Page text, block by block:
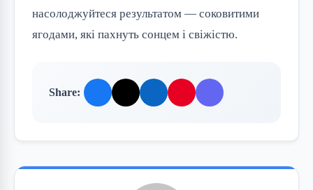
насолоджуйтеся результатом — соковитими
ягодами, які пахнуть сонцем і свіжістю.
Share: